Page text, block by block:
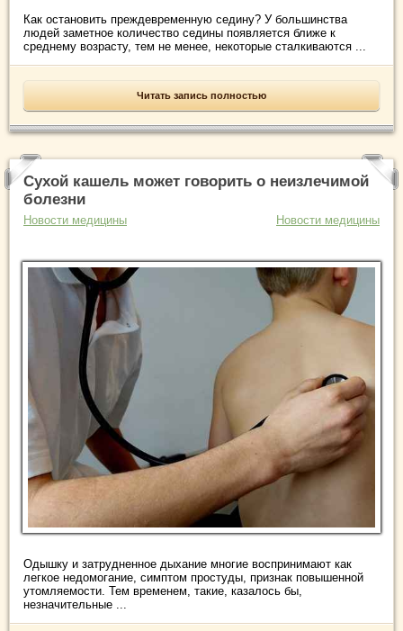
Как остановить преждевременную седину? У большинства
людей заметное количество седины появляется ближе к
среднему возрасту, тем не менее, некоторые сталкиваются ...
Читать запись полностью
Сухой кашель может говорить о неизлечимой
болезни
Новости медицины Новости медицины
Одышку и затрудненное дыхание многие воспринимают как
легкое недомогание, симптом простуды, признак повышенной
утомляемости. Тем временем, такие, казалось бы,
незначительные ...